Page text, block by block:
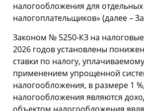
налогообложения для отдельных
налогоплательщиков» (далее –
Законом № 5250-КЗ на
2026 годов установлены
ставки по налогу,
применением упрощенной
налогообложения, в размере 1
налогообложения являются